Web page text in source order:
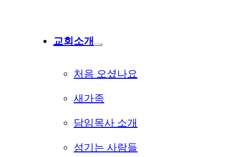
교회소개
처음 오셨나요
새가족
담임목사 소개
섬기는 사람들